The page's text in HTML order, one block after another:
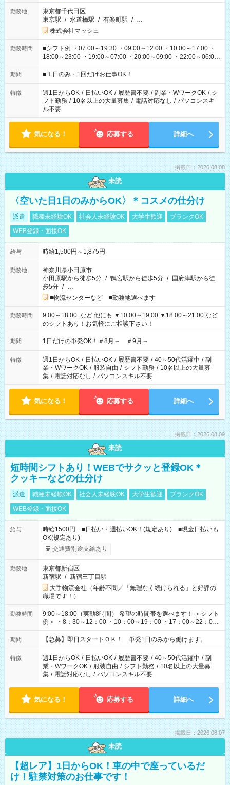
勤務地
東京都千代田区
東京駅 / 水道橋駅 / 有楽町駅 / …
株式会社マッシュ
勤務時間
■シフト例 ・07:00～19:30 ・09:00～12:00 ・10:00～17:00 ・
18:00～23:00 ・19:00～07:00 ・20:00～09:00 ・22:00～06:00
etc ★最短で3時間で5,120円のお仕事から 15時間で2万円近く稼
げるお仕事も！ ご希望のお時間に合わせてご紹介！ ※シフトは
ください！
期間 ■１日のみ・1回だけお仕事OK！
特徴 週1日からOK / 日払いOK / 履歴書不要 / 副業・WワークOK / シ
フト勤務 / 10名以上の大量募集 / 電話対応なし / パソコンスキ
ル不要
気になる！ 応募する 詳細へ
掲載日：2026.08.08
未読
〈空いた日1日のみからOK〉＊コスメの仕分け
派遣 職種未経験OK 社会人未経験OK 大学生歓迎
ブランクOK
WEB登録・面接OK
給与 時給1,500円～1,875円
勤務地
神奈川県小田原市
小田原駅から徒歩5分 / 鴨宮駅から徒歩5分 / 国府津駅から徒
歩5分 / …
■物流センターなど ■勤務地選べます
勤務時間
9:00～18:00 など 他にも ▼10:00～19:00 ▼18:00～21:00 など
のシフトあり！お気軽にご相談下さい！
期間 1日だけの単発OK！＃8月～ ＃9月～
特徴 週1日からOK / 日払いOK / 履歴書不要 / 40～50代活躍中 / 副
業・WワークOK / 服装自由 / シフト勤務 / 10名以上の大量募
集 / 電話対応なし / パソコンスキル不要
気になる！ 応募する 詳細へ
掲載日：2026.08.09
未読
短時間シフトあり！WEBでサクッと登録OK＊
クッキーなどの仕分け
派遣 職種未経験OK 社会人未経験OK 大学生歓迎
ブランクOK
WEB登録・面接OK
給与
時給1500円 ■日払い・週払いOK！(規定あり) ■現金日払いも
OK(規定あり)
交通費別途支給あり
勤務地
東京都新宿区
新宿駅 / 新宿三丁目駅
大手物流会社（年齢不問／「無理なく続けられる」と好評の
職場です！）
勤務時間
9:00～18:00（実動8時間） 希望の時間帯を選べます！ ＜シフト
例＞ ・8：30～12：00 ・10：00～19：00 ・17：00～22：00
・13：00～22：00 ・22：00～翌6：00 など
期間 【急募】即日スタートＯＫ！ 単発1日のみから働けます。
特徴 週1日からOK / 日払いOK / 履歴書不要 / 40～50代活躍中 / 副
業・WワークOK / 服装自由 / シフト勤務 / 10名以上の大量募
集 / 電話対応なし / パソコンスキル不要
気になる！ 応募する 詳細へ
掲載日：2026.08.07
未読
【超レア】1日からOK！車の中で座っているだ
け！駐禁対策のお仕事です！